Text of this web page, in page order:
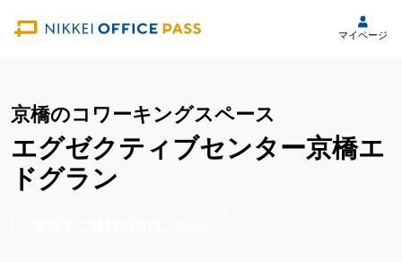
マイページ
京橋のコワーキングスペース
エグゼクティブセンター京橋エ
ドグラン